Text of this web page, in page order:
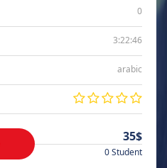
0
3:22:46
arabic
35$
0 Student